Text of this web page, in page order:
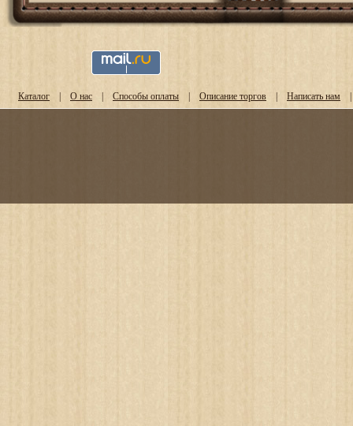
Каталог | О нас | Способы оплаты | Описание торгов | Написать нам |